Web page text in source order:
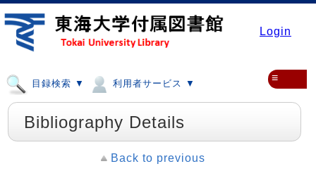
Login
目録検索 ▼ 利用者サービス ▼ ≡
Bibliography Details
Back to previous